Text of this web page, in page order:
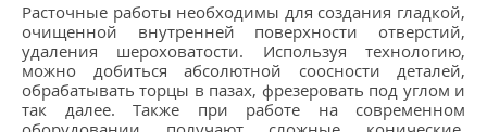
Расточные работы необходимы для создания гладкой,
очищенной внутренней поверхности отверстий,
удаления шероховатости. Используя технологию,
можно добиться абсолютной соосности деталей,
обрабатывать торцы в пазах, фрезеровать под углом и
так далее. Также при работе на современном